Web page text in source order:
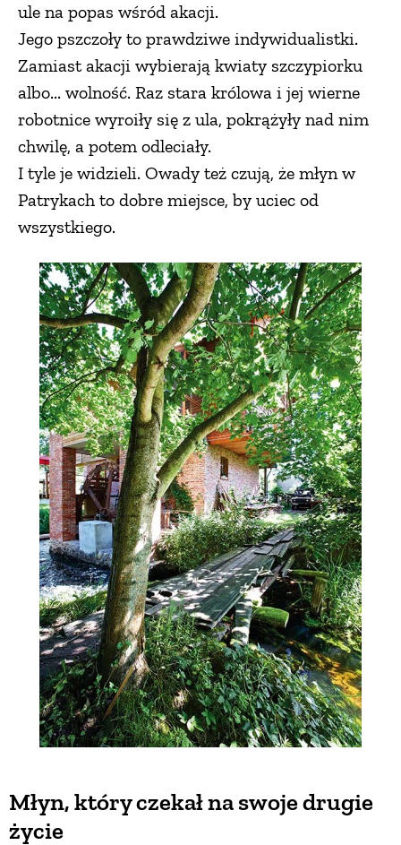
ule na popas wśród akacji.
Jego pszczoły to prawdziwe indywidualistki.
Zamiast akacji wybierają kwiaty szczypiorku
albo... wolność. Raz stara królowa i jej wierne
robotnice wyroiły się z ula, pokrążyły nad nim
chwilę, a potem odleciały.
I tyle je widzieli. Owady też czują, że młyn w
Patrykach to dobre miejsce, by uciec od
wszystkiego.
Młyn, który czekał na swoje drugie
życie